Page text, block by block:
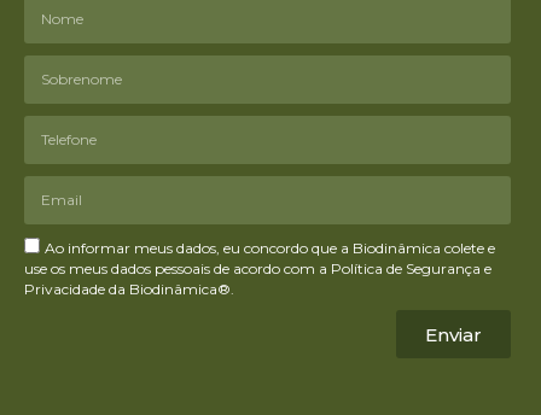
Ao informar meus dados, eu concordo que a Biodinâmica colete e
use os meus dados pessoais de acordo com a Política de Segurança e
Privacidade da Biodinâmica®.
Enviar